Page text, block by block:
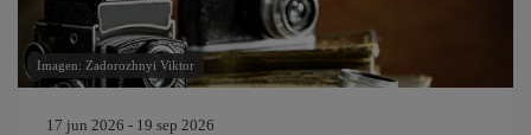
Imagen: Zadorozhnyi Viktor
17 jun 2026 - 19 sep 2026